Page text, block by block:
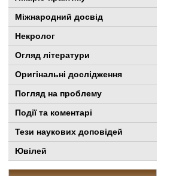
Міжнародний досвід
Некролог
Огляд літератури
Оригінальні дослідження
Погляд на проблему
Події та коментарі
Тези наукових доповідей
Ювілей